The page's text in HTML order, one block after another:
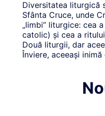
Diversitatea liturgică
Sfânta Cruce, unde
„limbi” liturgice: cea
catolic) și cea a
Două liturgii, dar
Înviere, aceeași